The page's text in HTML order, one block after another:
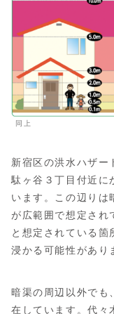
同上
新宿区の洪水ハザー
駄ヶ谷３丁目付近に
います。この辺り
が広範囲で想定さ
と想定されている
浸かる可能性があり
暗渠の周辺以外で
在しています。代々